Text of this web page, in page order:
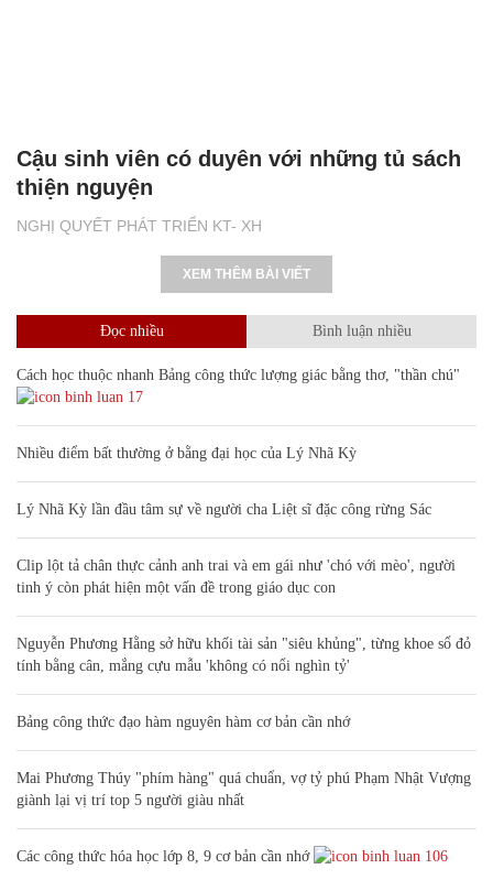
NGHỊ QUYẾT PHÁT TRIỂN KT- XH
Cậu sinh viên có duyên với những tủ sách
thiện nguyện
XEM THÊM BÀI VIẾT
Đọc nhiều Bình luận nhiều
Cách học thuộc nhanh Bảng công thức lượng giác bằng thơ, "thần chú"
17
Nhiều điểm bất thường ở bằng đại học của Lý Nhã Kỳ
Lý Nhã Kỳ lần đầu tâm sự về người cha Liệt sĩ đặc công rừng Sác
Clip lột tả chân thực cảnh anh trai và em gái như 'chó với mèo', người
tinh ý còn phát hiện một vấn đề trong giáo dục con
Nguyễn Phương Hằng sở hữu khối tài sản "siêu khủng", từng khoe sổ đỏ
tính bằng cân, mắng cựu mẫu 'không có nổi nghìn tỷ'
Bảng công thức đạo hàm nguyên hàm cơ bản cần nhớ
Mai Phương Thúy "phím hàng" quá chuẩn, vợ tỷ phú Phạm Nhật Vượng
giành lại vị trí top 5 người giàu nhất
Các công thức hóa học lớp 8, 9 cơ bản cần nhớ 106